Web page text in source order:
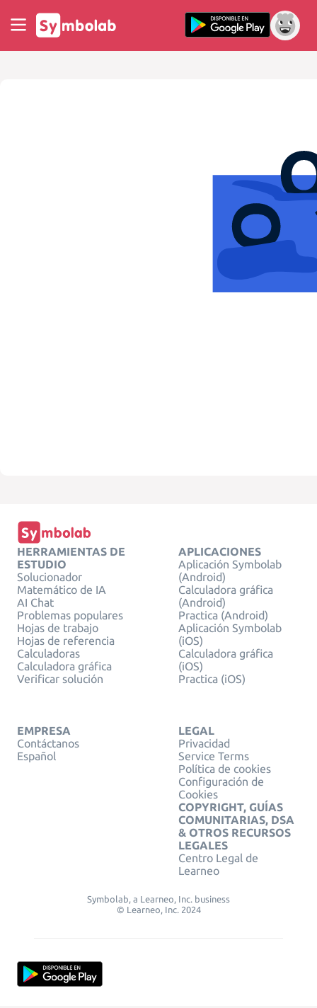
HERRAMIENTAS DE
ESTUDIO
Solucionador
Matemático de IA
AI Chat
Problemas populares
Hojas de trabajo
Hojas de referencia
Calculadoras
Calculadora gráfica
Verificar solución
APLICACIONES
Aplicación Symbolab
(Android)
Calculadora gráfica
(Android)
Practica (Android)
Aplicación Symbolab
(iOS)
Calculadora gráfica
(iOS)
Practica (iOS)
EMPRESA
Contáctanos
Español
LEGAL
Privacidad
Service Terms
Política de cookies
Configuración de
Cookies
COPYRIGHT, GUÍAS
COMUNITARIAS, DSA
& OTROS RECURSOS
LEGALES
Centro Legal de
Learneo
Symbolab, a Learneo, Inc. business
© Learneo, Inc. 2024